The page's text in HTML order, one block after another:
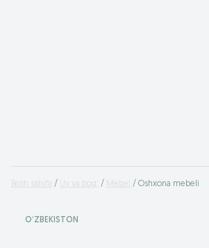
Bosh sahifa Uy va bog' Mebel Oshxona mebeli
OʻZBEKISTON